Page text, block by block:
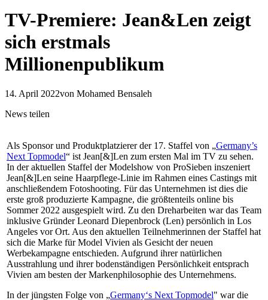
TV-Premiere: Jean&Len zeigt
sich erstmals
Millionenpublikum
14. April 2022von Mohamed Bensaleh
News teilen
Als Sponsor und Produktplatzierer der 17. Staffel von „Germany’s
Next Topmodel“ ist Jean[&]Len zum ersten Mal im TV zu sehen.
In der aktuellen Staffel der Modelshow von ProSieben inszeniert
Jean[&]Len seine Haarpflege-Linie im Rahmen eines Castings mit
anschließendem Fotoshooting. Für das Unternehmen ist dies die
erste groß produzierte Kampagne, die größtenteils online bis
Sommer 2022 ausgespielt wird. Zu den Dreharbeiten war das Team
inklusive Gründer Leonard Diepenbrock (Len) persönlich in Los
Angeles vor Ort. Aus den aktuellen Teilnehmerinnen der Staffel hat
sich die Marke für Model Vivien als Gesicht der neuen
Werbekampagne entschieden. Aufgrund ihrer natürlichen
Ausstrahlung und ihrer bodenständigen Persönlichkeit entsprach
Vivien am besten der Markenphilosophie des Unternehmens.
In der jüngsten Folge von „Germany‘s Next Topmodel" war die